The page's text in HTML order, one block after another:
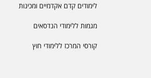
לימודים קדם אקדמיים ומכינות
מגמות ללימודי הנדסאים
קורסי המרכז ללימודי חוץ